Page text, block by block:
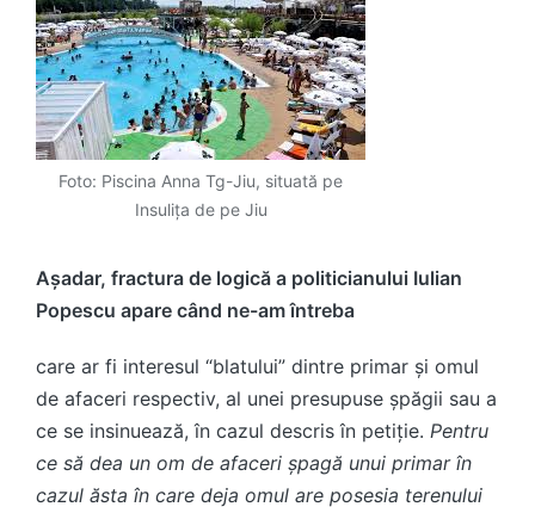
Foto: Piscina Anna Tg-Jiu, situată pe
Insulița de pe Jiu
Așadar, fractura de logică a politicianului Iulian
Popescu apare când ne-am întreba
care ar fi interesul “blatului” dintre primar și omul
de afaceri respectiv, al unei presupuse șpăgii sau a
ce se insinuează, în cazul descris în petiție. Pentru
ce să dea un om de afaceri șpagă unui primar în
cazul ăsta în care deja omul are posesia terenului